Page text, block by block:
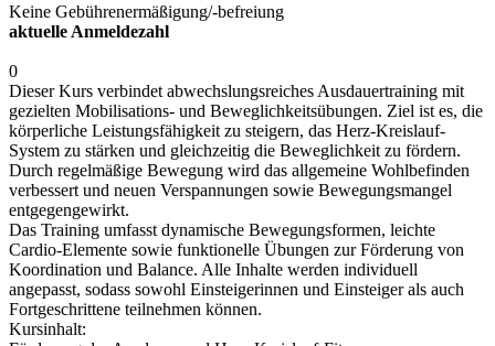
Keine Gebührenermäßigung/-befreiung
aktuelle Anmeldezahl
0
Dieser Kurs verbindet abwechslungsreiches Ausdauertraining mit
gezielten Mobilisations- und Beweglichkeitsübungen. Ziel ist es, die
körperliche Leistungsfähigkeit zu steigern, das Herz-Kreislauf-
System zu stärken und gleichzeitig die Beweglichkeit zu fördern.
Durch regelmäßige Bewegung wird das allgemeine Wohlbefinden
verbessert und neuen Verspannungen sowie Bewegungsmangel
entgegengewirkt.
Das Training umfasst dynamische Bewegungsformen, leichte
Cardio-Elemente sowie funktionelle Übungen zur Förderung von
Koordination und Balance. Alle Inhalte werden individuell
angepasst, sodass sowohl Einsteigerinnen und Einsteiger als auch
Fortgeschrittene teilnehmen können.
Kursinhalt: